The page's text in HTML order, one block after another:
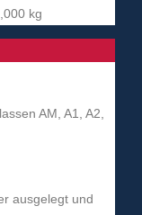
kg
AM, A1, A2,
ausgelegt und